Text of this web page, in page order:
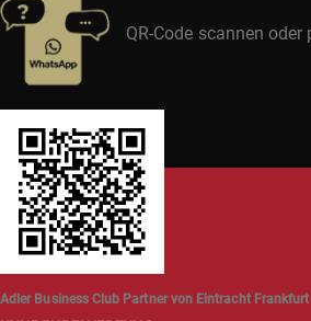
QR-Code scannen oder
Adler Business Club Partner von Eintracht Frankfurt